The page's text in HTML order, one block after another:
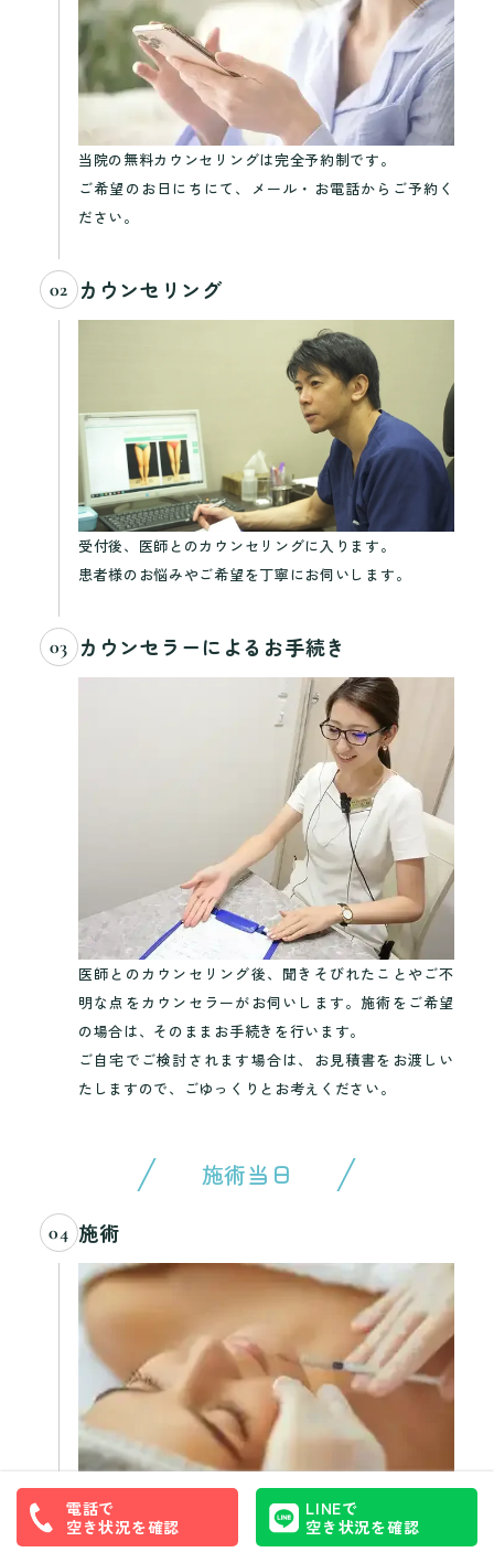
当院の無料カウンセリングは完全予約制です。
ご希望のお日にちにて、メール・お電話からご予約く
ださい。
02 カウンセリング
受付後、医師とのカウンセリングに入ります。
患者様のお悩みやご希望を丁寧にお伺いします。
03 カウンセラーによるお手続き
医師とのカウンセリング後、聞きそびれたことやご不
明な点をカウンセラーがお伺いします。施術をご希望
の場合は、そのままお手続きを行います。
ご自宅でご検討されます場合は、お見積書をお渡しい
たしますので、ごゆっくりとお考えください。
施術当日
04 施術
事前に行なったカウンセリングの内容を元に施術を行
います。高い技術を持つ医師のみが施術を担当します
のでご安心ください。施術にかかる時間は約5~10分程
電話で
空き状況を確認
LINEで
空き状況を確認